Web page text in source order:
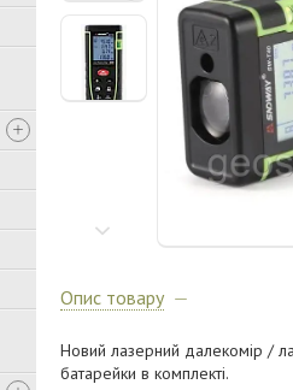
Опис товару
Новий лазерний далекомір /
батарейки в комплекті.